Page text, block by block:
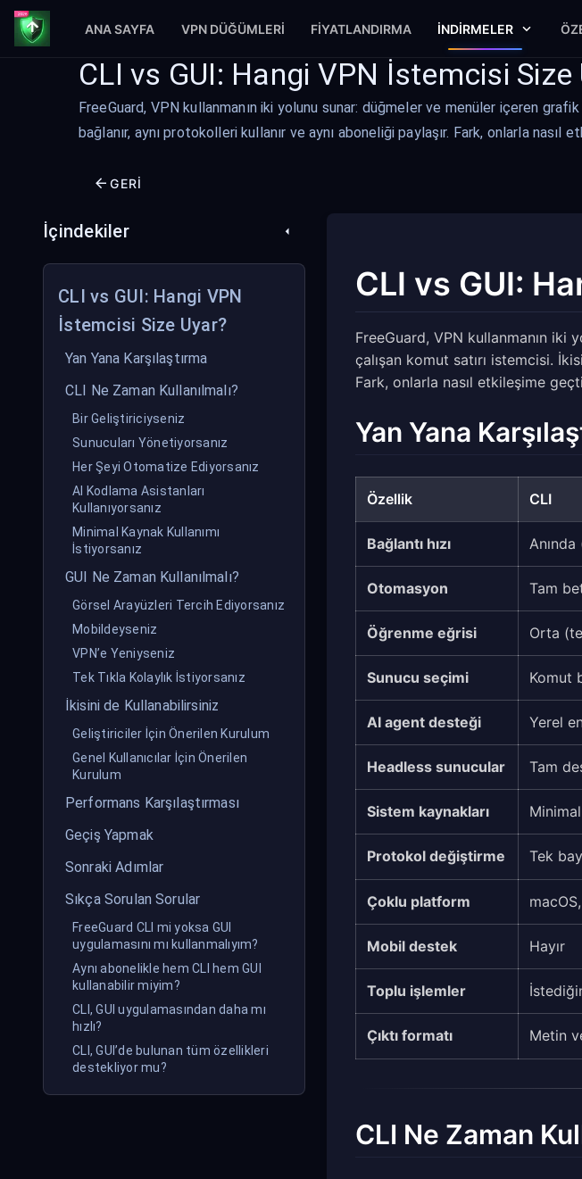
ANA SAYFA VPN DÜĞÜMLERI FIYATLANDIRMA İNDIRMELER
CLI vs GUI: Hangi VPN İstemcisi Size
FreeGuard, VPN kullanmanın iki yolunu sunar: düğmeler ve menüler içeren
bağlanır, aynı protokolleri kullanır ve aynı aboneliği paylaşır. Fark, onlarla
GERI
İçindekiler
CLI vs GUI: Hangi VPN
İstemcisi Size Uyar?
Yan Yana Karşılaştırma
CLI Ne Zaman Kullanılmalı?
Bir Geliştiriciyseniz
Sunucuları Yönetiyorsanız
Her Şeyi Otomatize Ediyorsanız
AI Kodlama Asistanları
Kullanıyorsanız
Minimal Kaynak Kullanımı
İstiyorsanız
GUI Ne Zaman Kullanılmalı?
Görsel Arayüzleri Tercih Ediyorsanız
Mobildeyseniz
VPN’e Yeniyseniz
Tek Tıkla Kolaylık İstiyorsanız
İkisini de Kullanabilirsiniz
Geliştiriciler İçin Önerilen Kurulum
Genel Kullanıcılar İçin Önerilen
Kurulum
Performans Karşılaştırması
Geçiş Yapmak
Sonraki Adımlar
Sıkça Sorulan Sorular
FreeGuard CLI mi yoksa GUI
uygulamasını mı kullanmalıyım?
Aynı abonelikle hem CLI hem GUI
kullanabilir miyim?
CLI, GUI uygulamasından daha mı
hızlı?
CLI, GUI’de bulunan tüm özellikleri
destekliyor mu?
CLI vs GUI:
FreeGuard, VPN kullanmanın
çalışan komut satırı istemcisi.
Fark, onlarla nasıl etkileşime
Yan Yana
Özellik CLI
Bağlantı hızı
Otomasyon Tam
Öğrenme eğrisi Orta
Sunucu seçimi Komut
AI agent desteği Yerel
Headless sunucular Tam
Sistem kaynakları
Protokol değiştirme Tek
Çoklu platform
Mobil destek Hayır
Toplu işlemler
Çıktı formatı Metin
CLI Ne Zaman